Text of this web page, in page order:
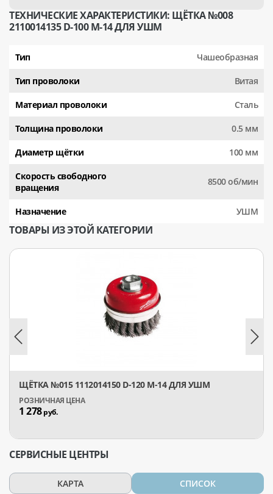
ТЕХНИЧЕСКИЕ ХАРАКТЕРИСТИКИ: ЩЁТКА №008
2110014135 D-100 M-14 ДЛЯ УШМ
Тип Чашеобразная
Тип проволоки Витая
Материал проволоки Сталь
Толщина проволоки 0.5 мм
Диаметр щётки 100 мм
Скорость свободного
вращения
8500 об/мин
Назначение УШМ
ТОВАРЫ ИЗ ЭТОЙ КАТЕГОРИИ
ЩЁТКА №015 1112014150 D-120 M-14 ДЛЯ УШМ
1 278руб.
СЕРВИСНЫЕ ЦЕНТРЫ
КАРТА СПИСОК